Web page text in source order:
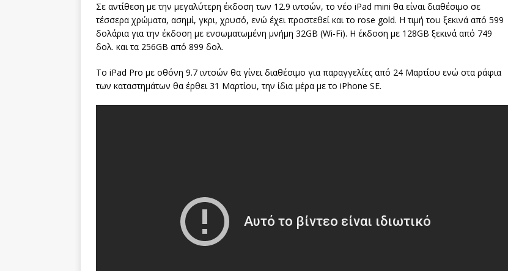
Σε αντίθεση με την μεγαλύτερη έκδοση των 12.9 ιντσών, το νέο iPad mini θα είναι διαθέσιμο σε
τέσσερα χρώματα, ασημί, γκρι, χρυσό, ενώ έχει προστεθεί και το rose gold. Η τιμή του ξεκινά από 599
δολάρια για την έκδοση με ενσωματωμένη μνήμη 32GB (Wi-Fi). Η έκδοση με 128GB ξεκινά από 749
δολ. και τα 256GB από 899 δολ.
Το iPad Pro με οθόνη 9.7 ιντσών θα γίνει διαθέσιμο για παραγγελίες από 24 Μαρτίου ενώ στα ράφια
των καταστημάτων θα έρθει 31 Μαρτίου, την ίδια μέρα με το iPhone SE.